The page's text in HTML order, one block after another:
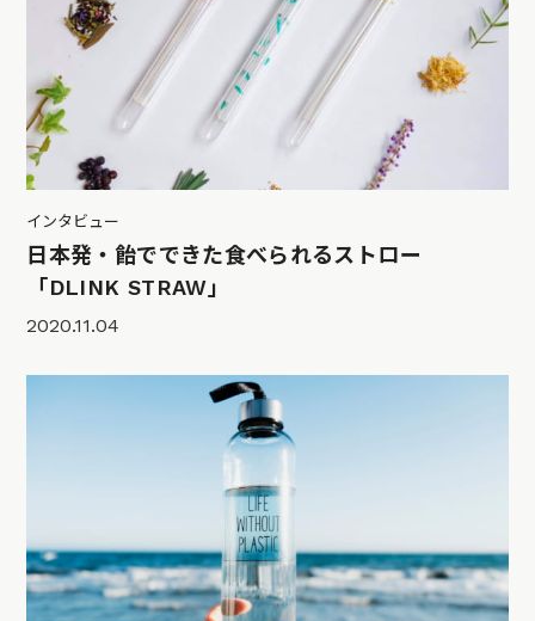
インタビュー
日本発・飴でできた食べられるストロー
「DLINK STRAW」
2020.11.04